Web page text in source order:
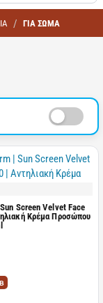
ΓΙΑ ΣΩΜΑ
Screen Velvet Face
Κρέμα Προσώπου